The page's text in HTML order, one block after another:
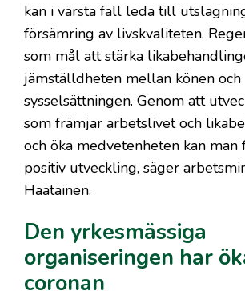
kan i värsta fall leda till
försämring av livskvaliteten.
som mål att stärka
jämställdheten mellan könen och
sysselsättningen. Genom att
som främjar arbetslivet och
och öka medvetenheten kan
positiv utveckling, säger
Haatainen.
Den yrkesmässiga
organiseringen har
coronan